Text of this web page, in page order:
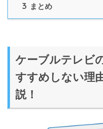
3 まとめ
ケーブルテレビ
すすめしない理
説！